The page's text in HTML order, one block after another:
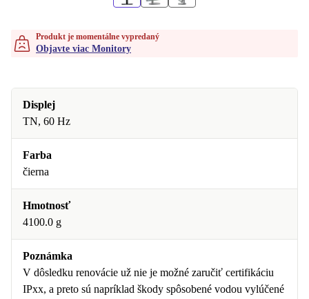
Produkt je momentálne vypredaný
Objavte viac Monitory
Displej
TN, 60 Hz
Farba
čierna
Hmotnosť
4100.0 g
Poznámka
V dôsledku renovácie už nie je možné zaručiť certifikáciu
IPxx, a preto sú napríklad škody spôsobené vodou vylúčené